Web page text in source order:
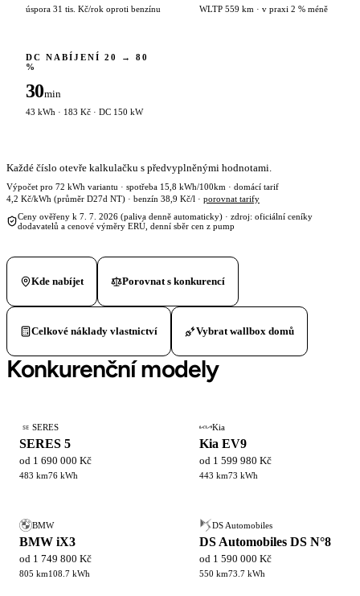
úspora 31 tis. Kč/rok oproti benzínu WLTP 559 km · v praxi 2 % méně
DC NABÍJENÍ 20 → 80
%
30min
43 kWh · 183 Kč · DC 150 kW
Každé číslo otevře kalkulačku s předvyplněnými hodnotami.
Výpočet pro 72 kWh variantu · spotřeba 15,8 kWh/100km · domácí tarif
4,2 Kč/kWh (průměr D27d NT) · benzín 38,9 Kč/l · porovnat tarify
Ceny ověřeny k 7. 7. 2026 (paliva denně automaticky) · zdroj: oficiální ceníky
dodavatelů a cenové výměry ERÚ, denní sběr cen z pump
Kde nabíjet Porovnat s konkurencí
Celkové náklady vlastnictví Vybrat wallbox domů
Konkurenční modely
SE SERES
SERES 5
od 1 690 000 Kč
483 km76 kWh
Kia
Kia EV9
od 1 599 980 Kč
443 km73 kWh
BMW
BMW iX3
od 1 749 800 Kč
805 km108.7 kWh
DS Automobiles
DS Automobiles DS N°8
od 1 590 000 Kč
550 km73.7 kWh